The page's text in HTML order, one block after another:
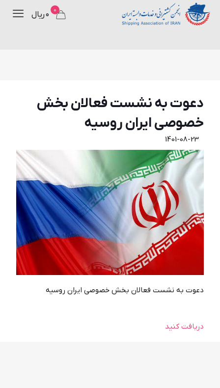
0 ۰ ریال
دعوت به نشست فعالان بخش
خصوصي ايران روسيه
1401-08-23
دعوت به نشست فعالان بخش خصوصي ايران روسيه
دریافت کنید